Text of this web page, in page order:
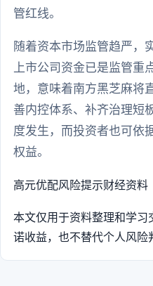
管红线。
随着资本市场监管趋严，
上市公司资金已是监管重
地，意味着南方黑芝麻将
善内控体系、补齐治理短
度发生，而投资者也可依
权益。
高元优配风险提示财经资料
本文仅用于资料整理和学习
诺收益，也不替代个人风险